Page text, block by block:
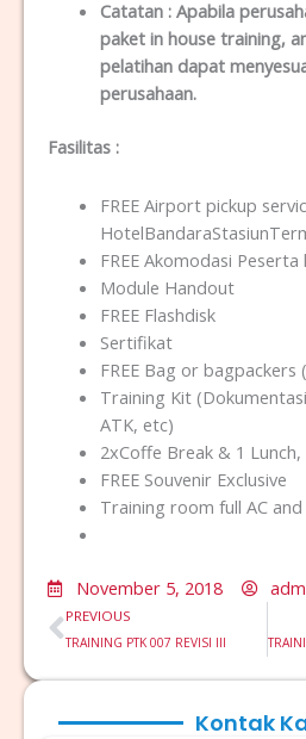
Catatan :Apabila
paket in house training,
pelatihan dapat
perusahaan.
Fasilitas :
FREE Airport pickup
FREE Akomodasi
Module Handout
FREE Flashdisk
Sertifikat
FREE Bag or bagpackers
Training Kit
ATK, etc)
2xCoffe Break & 1
FREE Souvenir Exclusive
Training room full AC
November 5, 2018
Prev
PREVIOUS
TRAINING PTK 007 REVISI III
Kontak